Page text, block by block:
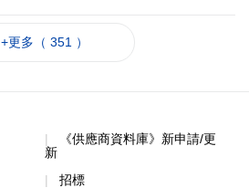
+更多（ 351 ）
《供應商資料庫》新申請/更
新
招標